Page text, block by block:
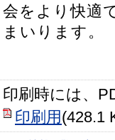
会をより快適
まいります。
印刷時には、
印刷用 (428.1